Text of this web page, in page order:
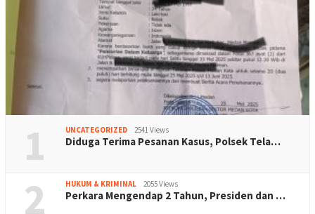
1 UNCATEGORIZED 2541 Views
Diduga Terima Pesanan Kasus, Polsek Tela…
2 HUKUM & KRIMINAL 2055 Views
Perkara Mengendap 2 Tahun, Presiden dan …